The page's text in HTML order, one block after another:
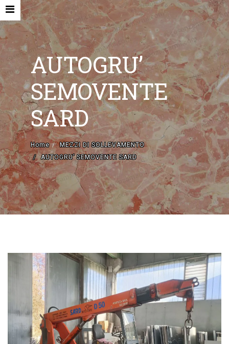
HOME
AZIENDA
MACCHINE NUOVE E ACCESSORI
MACCHINE USATE
CONTATTI
EN
AUTOGRU’
SEMOVENTE
SARD
Home
MEZZI DI SOLLEVAMENTO
AUTOGRU’ SEMOVENTE SARD